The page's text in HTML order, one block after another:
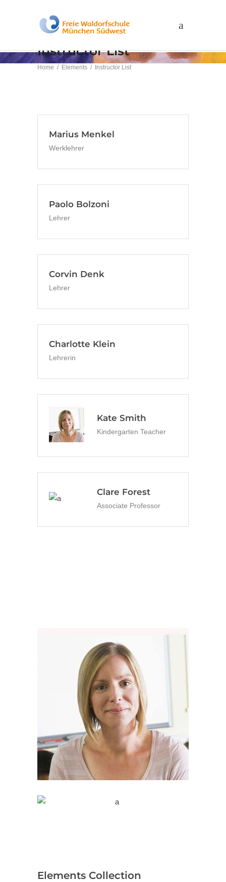
Instructor List
Home / Elements / Instructor List
Marius Menkel
Werklehrer
Paolo Bolzoni
Lehrer
Corvin Denk
Lehrer
Charlotte Klein
Lehrerin
Kate Smith
Kindergarten Teacher
Clare Forest
Associate Professor
Kate Smith
Kindergarten Teacher
Clare Forest
Associate Professor
Elements Collection